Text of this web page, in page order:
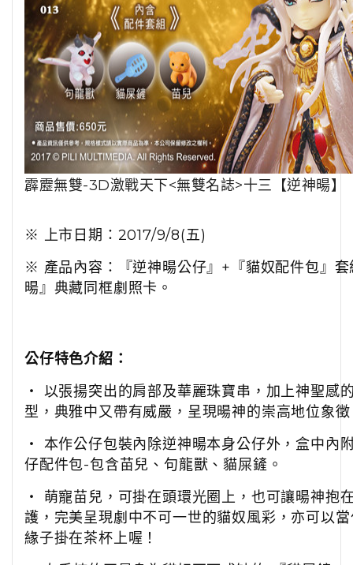
霹靂無雙-3D激戰天下<無雙名誌>十三【逆神暘】
※ 上市日期： 2017/9/8(五)
※ 產品內容：『逆神暘公仔』+『貓奴配件包』
暘』 典藏同框劇照卡。
公仔特色介紹：
‧ 以張揚突出的肩部及華麗珠寶串，加上神聖感
型，典雅中又帶有威嚴，呈現暘神的崇高地位象
‧ 本作公仔包裝內除逆神暘本身公仔外，盒中內
仔配件包-包含苗兒、句龍獸、貓屎鏟。
‧ 萌寵苗兒，可掛在頭環光圈上，也可讓暘神抱
護，完美呈現劇中不可一世的貓奴風彩，亦可以
緣子掛在茶杯上喔！